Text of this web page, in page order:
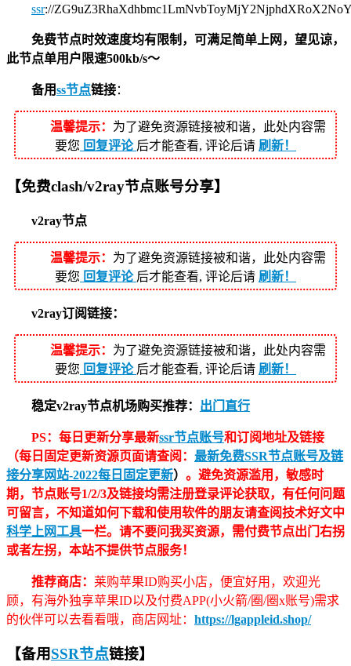
ssr://
免费节点时效速度均有限制，可满足简单上网，望见谅，
此节点单用户限速500kb/s～
备用ss节点链接：
温馨提示： 为了避免资源链接被和谐，此处内容需
要您 回复评论 后才能查看, 评论后请 刷新！
【免费clash/v2ray节点账号分享】
v2ray节点
温馨提示： 为了避免资源链接被和谐，此处内容需
要您 回复评论 后才能查看, 评论后请 刷新！
v2ray订阅链接：
温馨提示： 为了避免资源链接被和谐，此处内容需
要您 回复评论 后才能查看, 评论后请 刷新！
稳定v2ray节点机场购买推荐： 出门直行
PS：每日更新分享最新ssr节点账号和订阅地址及链接
（每日固定更新资源页面请查阅： 最新免费SSR节点账号及链
接分享网站-2022每日固定更新） 。避免资源滥用，敏感时
期，节点账号1/2/3及链接均需注册登录评论获取，有任何问题
可留言，不知道如何下载和使用软件的朋友请查阅技术好文中
科学上网工具一栏。请不要问我买资源，需付费节点出门右拐
或者左拐，本站不提供节点服务！
推荐商店： 莱购苹果ID购买小店，便宜好用，欢迎光
顾，有海外独享苹果ID以及付费APP(小火箭/圈/圈x账号)需求
的伙伴可以去看看哦，商店网址： https://lgappleid.shop/
【备用SSR节点链接】